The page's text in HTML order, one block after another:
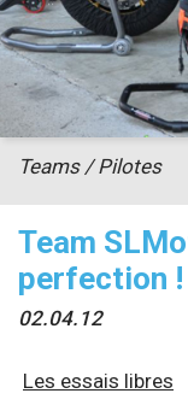
Team
perfection !
02.04.12
Teams / Pilotes
Les essais libres